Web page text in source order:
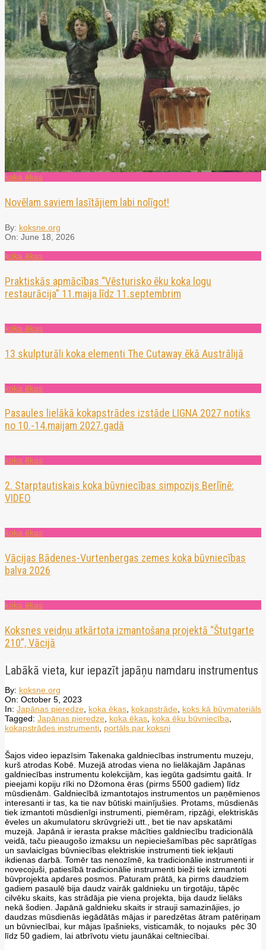
koka ēkas
Novēlam saviem lasītājiem labi nolīgot!
By: koksne.org
On: June 18, 2026
koka ēkas
Praktiskās apmācības “Vēsturisko ēku koka logu
restaurācija” 11.maija līdz 11.septembrim
koka ēkas
13 skulpturāli koka elementi The Cutaway ēkā Austrālijā
koka ēkas
Pasaules lielākā kokapstrādes izstāde LIGNA 2027 notiks
no 10.-14.maijam 2027.gadā
koka ēkas
2. Starptautiskais koka būvniecības simpozijs Berlīnē:
VIDEO
koka ēkas
Vācijas Bādenes-Vurtenbergas zemes koka būvniecības
balva 2026
koka ēkas
Koksnes veidņu atkārtota izmantošana projektā “Štutgarte
210”, Vācijā
Labākā vieta, kur iepazīt japāņu namdaru instrumentus
By: koksne.org
On: October 5, 2023
In: Japānas pieredze, koka ēkas, kokapstrāde, koks kā būvmateriāls
Tagged: Japānas pieredze, koka ēkas, koka ēku būvniecība,
kokapstrādes instrumenti, portāls par koksni
Šajos video iepazīsim Takenaka galdniecības instrumentu muzeju,
kurš atrodas Kobē. Muzejā atrodas viena no lielākajām Japānas
galdniecības instrumentu kolekcijām, kas iegūta gadsimtu gaitā. Ir
pieejami kopiju rīki no Džomona ēras (pirms 5500 gadiem) līdz
mūsdienām. Galdniecībā izmantotajos instrumentos un paņēmienos
interesanti ir tas, ka tie nav būtiski mainījušies. Protams, mūsdienās
tiek izmantoti mūsdienīgi instrumenti, piemēram, ripzāģi, elektriskās
ēveles un akumulatoru skrūvgrieži utt., bet tie nav apskatāmi
muzejā. Japānā ir ierasta prakse mācīties galdniecību tradicionālā
veidā, taču pieaugošo izmaksu un nepieciešamības pēc saprātīgas
un savlaicīgas būvniecības elektriskie instrumenti tiek iekļauti
ikdienas darbā. Tomēr tas nenozīmē, ka tradicionālie instrumenti ir
novecojuši, patiesībā tradicionālie instrumenti bieži tiek izmantoti
būvprojekta apdares posmos. Paturam prātā, ka pirms daudziem
gadiem pasaulē bija daudz vairāk galdnieku un tirgotāju, tāpēc
cilvēku skaits, kas strādāja pie viena projekta, bija daudz lielāks
nekā šodien. Japānā galdnieku skaits ir strauji samazinājies, jo
daudzas mūsdienās iegādātās mājas ir paredzētas ātram patēriņam
un būvniecībai, kur mājas īpašnieks, visticamāk, to nojauks pēc 30
līdz 50 gadiem, lai atbrīvotu vietu jaunākai celtniecībai.